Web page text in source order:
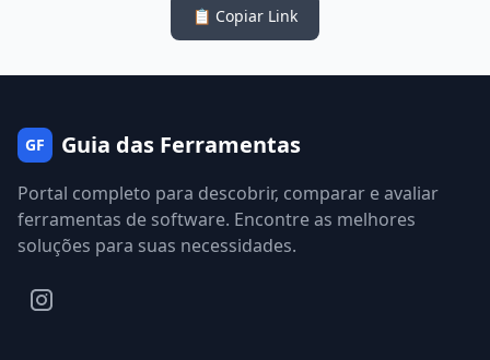
📋 Copiar Link
GF Guia das Ferramentas
Portal completo para descobrir, comparar e avaliar
ferramentas de software. Encontre as melhores
soluções para suas necessidades.